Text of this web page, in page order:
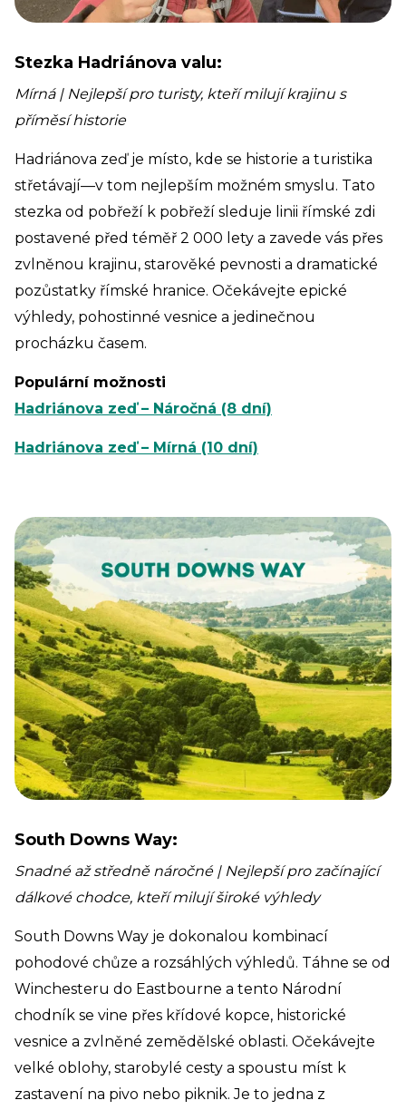
Stezka Hadriánova valu:
Mírná | Nejlepší pro turisty, kteří milují krajinu s
příměsí historie
Hadriánova zeď je místo, kde se historie a turistika
střetávají—v tom nejlepším možném smyslu. Tato
stezka od pobřeží k pobřeží sleduje linii římské zdi
postavené před téměř 2 000 lety a zavede vás přes
zvlněnou krajinu, starověké pevnosti a dramatické
pozůstatky římské hranice. Očekávejte epické
výhledy, pohostinné vesnice a jedinečnou
procházku časem.
Populární možnosti
Hadriánova zeď – Náročná (8 dní)
Hadriánova zeď – Mírná (10 dní)
South Downs Way:
Snadné až středně náročné | Nejlepší pro začínající
dálkové chodce, kteří milují široké výhledy
South Downs Way je dokonalou kombinací
pohodové chůze a rozsáhlých výhledů. Táhne se od
Winchesteru do Eastbourne a tento Národní
chodník se vine přes křídové kopce, historické
vesnice a zvlněné zemědělské oblasti. Očekávejte
velké oblohy, starobylé cesty a spoustu míst k
zastavení na pivo nebo piknik. Je to jedna z